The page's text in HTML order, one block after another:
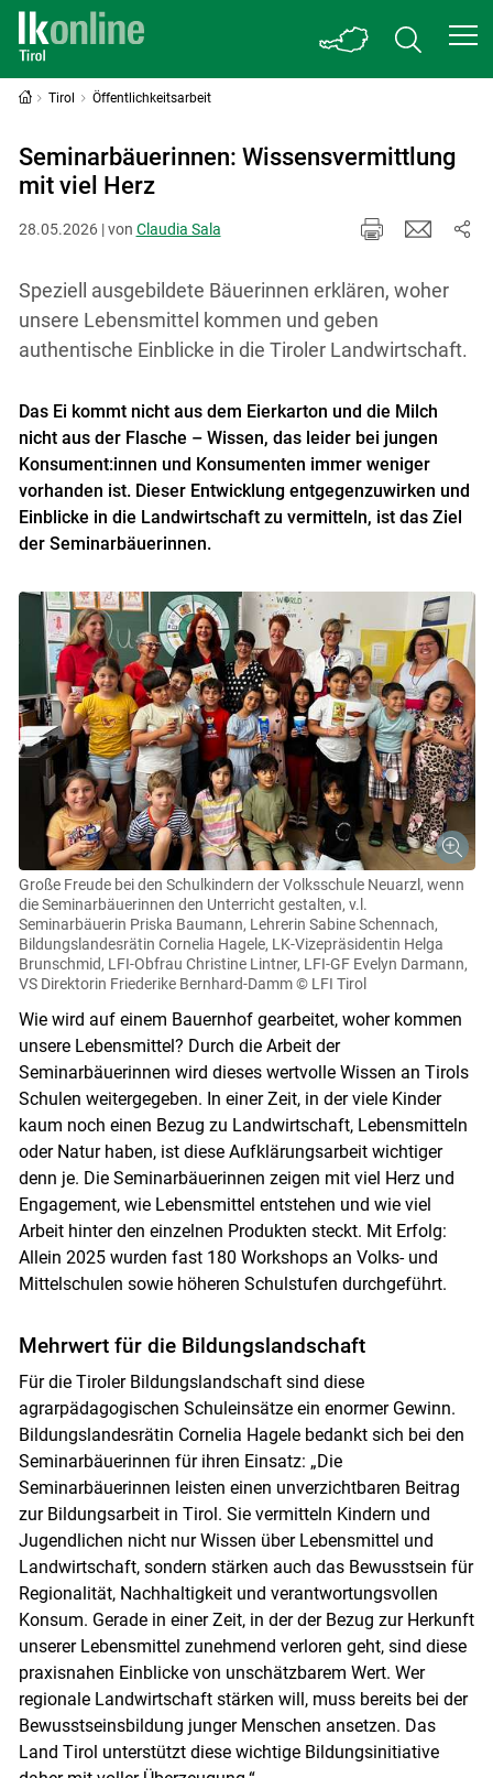
Skip to main content
Tirol Öffentlichkeitsarbeit
Seminarbäuerinnen: Wissensvermittlung
mit viel Herz
28.05.2026 | von Claudia Sala
Speziell ausgebildete Bäuerinnen erklären, woher
unsere Lebensmittel kommen und geben
authentische Einblicke in die Tiroler Landwirtschaft.
Das Ei kommt nicht aus dem Eierkarton und die Milch
nicht aus der Flasche – Wissen, das leider bei jungen
Konsument:innen und Konsumenten immer weniger
vorhanden ist. Dieser Entwicklung entgegenzuwirken und
Einblicke in die Landwirtschaft zu vermitteln, ist das Ziel
der Seminarbäuerinnen.
Große Freude bei den Schulkindern der Volksschule Neuarzl, wenn
die Seminarbäuerinnen den Unterricht gestalten, v.l.
Seminarbäuerin Priska Baumann, Lehrerin Sabine Schennach,
Bildungslandesrätin Cornelia Hagele, LK-Vizepräsidentin Helga
Brunschmid, LFI-Obfrau Christine Lintner, LFI-GF Evelyn Darmann,
VS Direktorin Friederike Bernhard-Damm © LFI Tirol
Wie wird auf einem Bauernhof gearbeitet, woher kommen
unsere Lebensmittel? Durch die Arbeit der
Seminarbäuerinnen wird dieses wertvolle Wissen an Tirols
Schulen weitergegeben. In einer Zeit, in der viele Kinder
kaum noch einen Bezug zu Landwirtschaft, Lebensmitteln
oder Natur haben, ist diese Aufklärungsarbeit wichtiger
denn je. Die Seminarbäuerinnen zeigen mit viel Herz und
Engagement, wie Lebensmittel entstehen und wie viel
Arbeit hinter den einzelnen Produkten steckt. Mit Erfolg:
Allein 2025 wurden fast 180 Workshops an Volks- und
Mittelschulen sowie höheren Schulstufen durchgeführt.
Mehrwert für die Bildungslandschaft
Für die Tiroler Bildungslandschaft sind diese
agrarpädagogischen Schuleinsätze ein enormer Gewinn.
Bildungslandesrätin Cornelia Hagele bedankt sich bei den
Seminarbäuerinnen für ihren Einsatz: „Die
Seminarbäuerinnen leisten einen unverzichtbaren Beitrag
zur Bildungsarbeit in Tirol. Sie vermitteln Kindern und
Jugendlichen nicht nur Wissen über Lebensmittel und
Landwirtschaft, sondern stärken auch das Bewusstsein für
Regionalität, Nachhaltigkeit und verantwortungsvollen
Konsum. Gerade in einer Zeit, in der der Bezug zur Herkunft
unserer Lebensmittel zunehmend verloren geht, sind diese
praxisnahen Einblicke von unschätzbarem Wert. Wer
regionale Landwirtschaft stärken will, muss bereits bei der
Bewusstseinsbildung junger Menschen ansetzen. Das
Land Tirol unterstützt diese wichtige Bildungsinitiative